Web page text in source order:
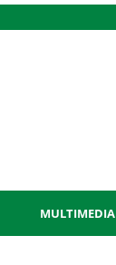
MULTIMEDIA